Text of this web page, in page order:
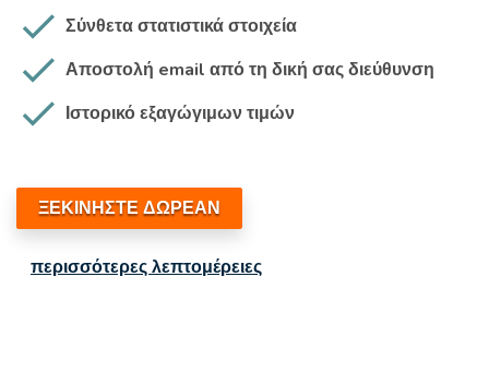
Σύνθετα στατιστικά στοιχεία
Αποστολή email από τη δική σας διεύθυνση
Ιστορικό εξαγώγιμων τιμών
ΞΕΚΙΝΗΣΤΕ ΔΩΡΕΑΝ
περισσότερες λεπτομέρειες